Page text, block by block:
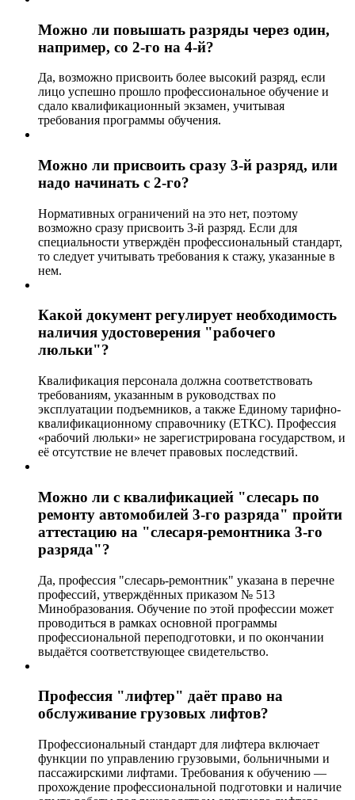
Можно ли повышать разряды через один,
например, со 2-го на 4-й?
Да, возможно присвоить более высокий разряд, если
лицо успешно прошло профессиональное обучение и
сдало квалификационный экзамен, учитывая
требования программы обучения.
Можно ли присвоить сразу 3-й разряд, или
надо начинать с 2-го?
Нормативных ограничений на это нет, поэтому
возможно сразу присвоить 3-й разряд. Если для
специальности утверждён профессиональный стандарт,
то следует учитывать требования к стажу, указанные в
нем.
Какой документ регулирует необходимость
наличия удостоверения "рабочего
люльки"?
Квалификация персонала должна соответствовать
требованиям, указанным в руководствах по
эксплуатации подъемников, а также Единому тарифно-
квалификационному справочнику (ЕТКС). Профессия
«рабочий люльки» не зарегистрирована государством, и
её отсутствие не влечет правовых последствий.
Можно ли с квалификацией "слесарь по
ремонту автомобилей 3-го разряда" пройти
аттестацию на "слесаря-ремонтника 3-го
разряда"?
Да, профессия "слесарь-ремонтник" указана в перечне
профессий, утверждённых приказом № 513
Минобразования. Обучение по этой профессии может
проводиться в рамках основной программы
профессиональной переподготовки, и по окончании
выдаётся соответствующее свидетельство.
Профессия "лифтер" даёт право на
обслуживание грузовых лифтов?
Профессиональный стандарт для лифтера включает
функции по управлению грузовыми, больничными и
пассажирскими лифтами. Требования к обучению —
прохождение профессиональной подготовки и наличие